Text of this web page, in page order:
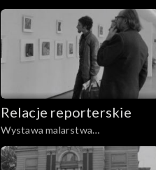
Relacje reporterskie
Wystawa malarstwa
Grabowskiego